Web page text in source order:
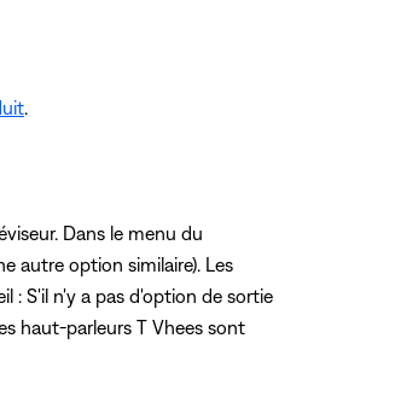
Dans le menu du
autre option similaire). Les
: S'il n'y a pas d'option de sortie
haut-parleurs T Vhees sont